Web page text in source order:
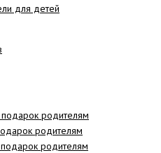
для детей
родителям
родителям
родителям